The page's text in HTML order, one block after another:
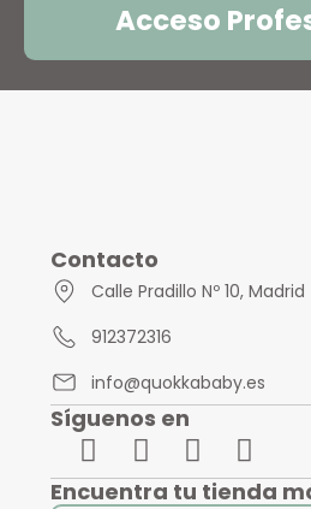
Acceso
Contacto
Calle Pradillo Nº 10,
912372316
info@quokkababy.es
Síguenos en
Encuentra tu tienda